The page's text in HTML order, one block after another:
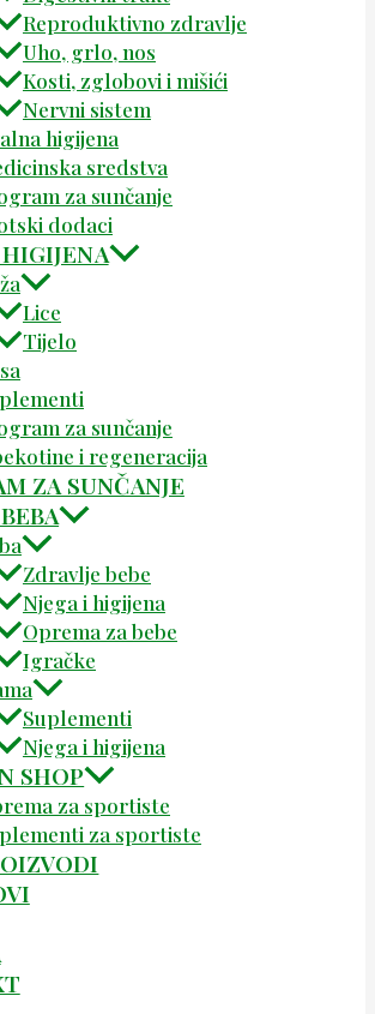
Reproduktivno zdravlje
Uho, grlo, nos
Kosti, zglobovi i mišići
Nervni sistem
higijena
sredstva
za sunčanje
dodaci
Lice
Tijelo
za sunčanje
i regeneracija
ZA SUNČANJE
Zdravlje bebe
Njega i higijena
Oprema za bebe
Igračke
Suplementi
Njega i higijena
SHOP
za sportiste
za sportiste